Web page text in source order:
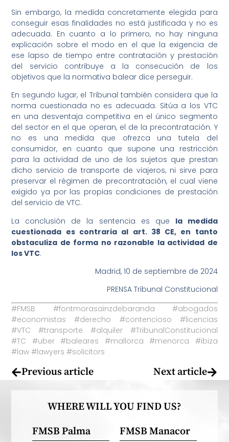
Sin embargo, la medida concretamente elegida para
conseguir esas finalidades no está justificada y no es
adecuada. En cuanto a lo primero, no hay ninguna
explicación sobre el modo en el que la exigencia de
ese lapso de tiempo entre contratación y prestación
del servicio contribuye a la consecución de los
objetivos que la normativa balear dice perseguir.
En segundo lugar, el Tribunal también considera que la
norma cuestionada no es adecuada. Sitúa a los VTC
en una desventaja competitiva en el único segmento
del sector en el que operan, el de la precontratación. Y
no es una medida que ofrezca una tutela del
consumidor, en cuanto que supone una restricción
para la actividad de uno de los sujetos que prestan
dicho servicio de transporte de viajeros, ni sirve para
preservar el régimen de precontratación, el cual viene
exigido ya por las propias condiciones de prestación
del servicio de VTC.
La conclusión de la sentencia es que la medida
cuestionada es contraria al art. 38 CE, en tanto
obstaculiza de forma no razonable la actividad de
los VTC.
Madrid, 10 de septiembre de 2024
PRENSA Tribunal Constitucional
#FMSB #fontmorasainzdebaranda #abogados
#economistas #derecho #contencioso #licencias
#VTC #transporte #alquiler #TribunalConstitucional
#TC #uber #baleares #mallorca #menorca #ibiza
#law #lawyers #solicitors
Previous article Next article
WHERE WILL YOU FIND US?
FMSB Palma
FMSB Manacor